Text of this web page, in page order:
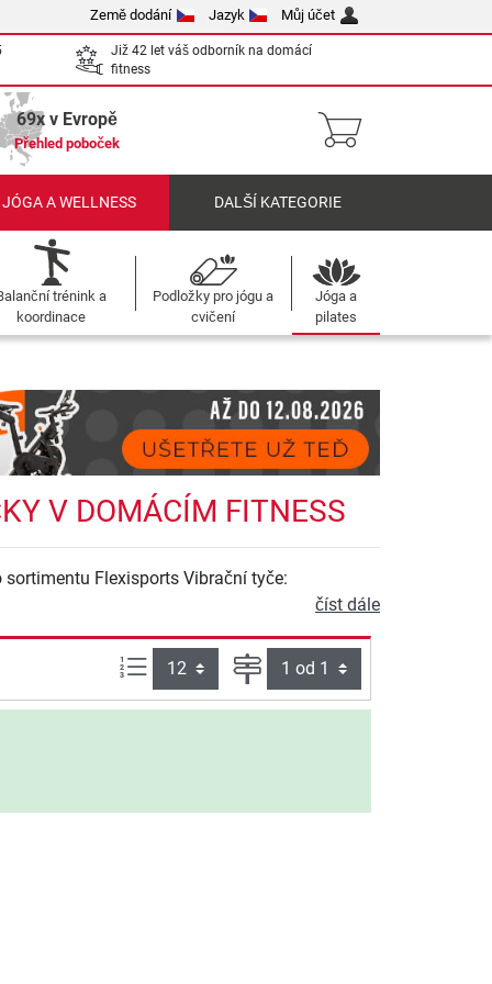
Země dodání Jazyk Můj účet
Již 42 let váš odborník na domácí
fitness
69x v Evropě
Přehled poboček
A WELLNESS DALŠÍ KATEGORIE
trénink a
koordinace
Podložky pro jógu a
cvičení
Jóga a
pilates
V DOMÁCÍM FITNESS
Flexisports Vibrační tyče:
číst dále
Počet výrobků na straně:
Strana